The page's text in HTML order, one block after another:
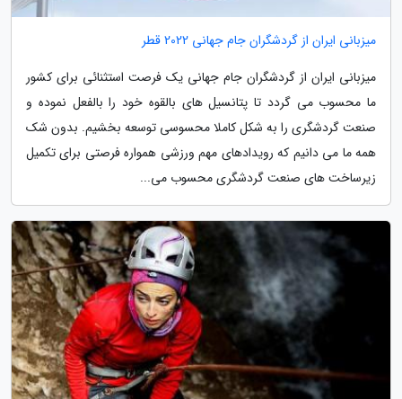
میزبانی ایران از گردشگران جام جهانی 2022 قطر
میزبانی ایران از گردشگران جام جهانی یک فرصت استثنائی برای کشور
ما محسوب می گردد تا پتانسیل های بالقوه خود را بالفعل نموده و
صنعت گردشگری را به شکل کاملا محسوسی توسعه بخشیم. بدون شک
همه ما می دانیم که رویدادهای مهم ورزشی همواره فرصتی برای تکمیل
زیرساخت های صنعت گردشگری محسوب می...